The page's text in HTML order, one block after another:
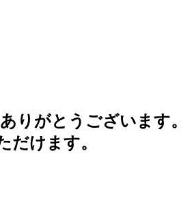
りがとうございます。
だけます。